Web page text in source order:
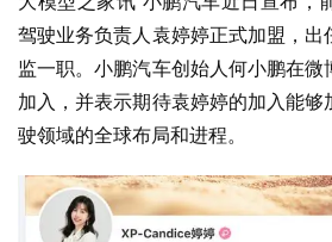
驾驶业务负责人袁婷婷正式加盟，出
监一职。小鹏汽车创始人何小鹏在微
加入，并表示期待袁婷婷的加入能够
驶领域的全球布局和进程。